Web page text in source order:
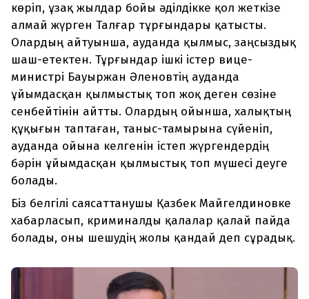
көріп, ұзақ жылдар бойы әділдікке қол жеткізе
алмай жүрген Талғар тұрғындары қатысты.
Олардың айтуынша, ауданда қылмыс, заңсыздық
шаш-етектен. Тұрғындар ішкі істер вице-
министрі Бауыржан Әленовтің ауданда
ұйымдасқан қылмыстық топ жоқ деген сөзіне
сенбейтінін айтты. Олардың ойынша, халықтың
құқығын таптаған, таныс-тамырына сүйеніп,
ауданда ойына келгенін істеп жүргендердің
бәрін ұйымдасқан қылмыстық топ мүшесі деуге
болады.
Біз белгілі саясаттанушы Қазбек Майгелдиновке
хабарласып, криминалды қалалар қалай пайда
болады, оны шешудің жолы қандай деп сұрадық.